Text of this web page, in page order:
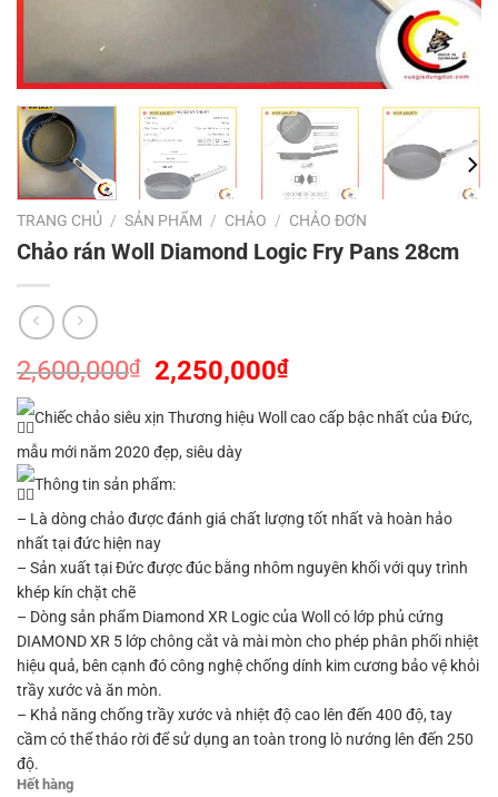
TRANG CHỦ / SẢN PHẨM / CHẢO / CHẢO ĐƠN
Chảo rán Woll Diamond Logic Fry Pans 28cm
2,600,000₫
Giá
là:
2,600,000₫.
2,250,000₫Giá
tại
Chiếc chảo siêu xịn Thương hiệu Woll cao cấp bậc nhất của Đức,
mẫu mới năm 2020 đẹp, siêu dày
Thông tin sản phẩm:
– Là dòng chảo được đánh giá chất lượng tốt nhất và hoàn hảo
nhất tại đức hiện nay
– Sản xuất tại Đức được đúc bằng nhôm nguyên khối với quy trình
khép kín chặt chẽ
– Dòng sản phẩm Diamond XR Logic của Woll có lớp phủ cứng
DIAMOND XR 5 lớp chông cắt và mài mòn cho phép phân phối nhiệt
hiệu quả, bên cạnh đó công nghệ chống dính kim cương bảo vệ khỏi
trầy xước và ăn mòn.
– Khả năng chống trầy xước và nhiệt độ cao lên đến 400 độ, tay
cầm có thể tháo rời để sử dụng an toàn trong lò nướng lên đến 250
độ.
Hết hàng